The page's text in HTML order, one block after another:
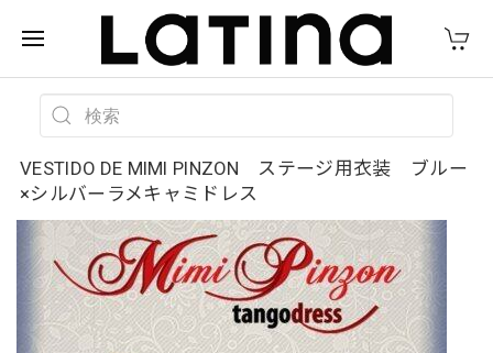
VESTIDO DE MIMI PINZON ステージ用衣装 ブルー
×シルバーラメキャミドレス